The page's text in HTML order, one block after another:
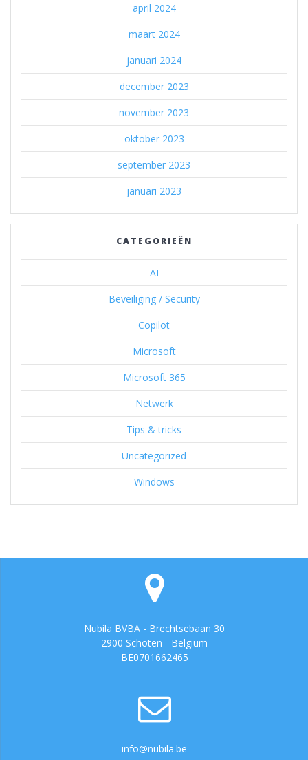
april 2024
maart 2024
januari 2024
december 2023
november 2023
oktober 2023
september 2023
januari 2023
CATEGORIEËN
AI
Beveiliging / Security
Copilot
Microsoft
Microsoft 365
Netwerk
Tips & tricks
Uncategorized
Windows
Nubila BVBA - Brechtsebaan 30
2900 Schoten - Belgium
BE0701662465
info@nubila.be